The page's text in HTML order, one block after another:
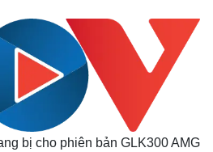
bị cho phiên bản GLK300 AMG